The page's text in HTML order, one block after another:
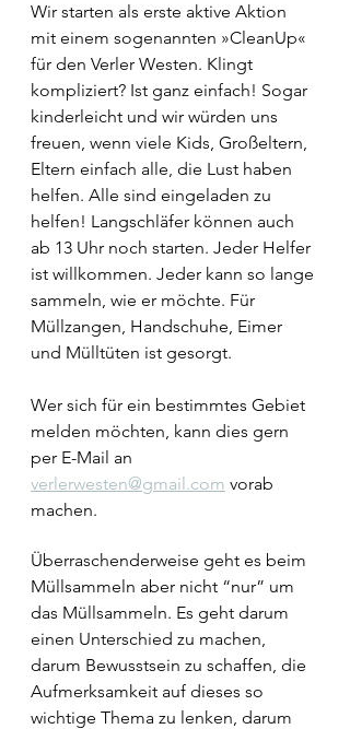
Wir starten als erste aktive Aktion
mit einem sogenannten »CleanUp«
für den Verler Westen. Klingt
kompliziert? Ist ganz einfach! Sogar
kinderleicht und wir würden uns
freuen, wenn viele Kids, Großeltern,
Eltern einfach alle, die Lust haben
helfen. Alle sind eingeladen zu
helfen! Langschläfer können auch
ab 13 Uhr noch starten. Jeder Helfer
ist willkommen. Jeder kann so lange
sammeln, wie er möchte. Für
Müllzangen, Handschuhe, Eimer
und Mülltüten ist gesorgt.
Wer sich für ein bestimmtes Gebiet
melden möchten, kann dies gern
per E-Mail an
verlerwesten@gmail.com vorab
machen.
Überraschenderweise geht es beim
Müllsammeln aber nicht “nur” um
das Müllsammeln. Es geht darum
einen Unterschied zu machen,
darum Bewusstsein zu schaffen, die
Aufmerksamkeit auf dieses so
wichtige Thema zu lenken, darum